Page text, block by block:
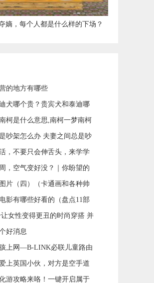
嫡，每个人都是什么样的下场？
的地方有哪些
犬哪个贵？贵宾犬和泰迪哪
柯是什么意思,南柯一梦南柯
吵架怎么办 夫妻之间总是吵
，不要只会伸舌头，来学学
，空气变好没？｜你盼望的
图来了！
片（四）（卡通画和各种帅
影有哪些好看的（盘点11部
高分电影）
女性变得更丑的时尚穿搭 并
好消息
上网—B-LINK必联儿童路由
上英国小伙，对方是空手道
年被活活打死
游攻略来咯！一键开启属于